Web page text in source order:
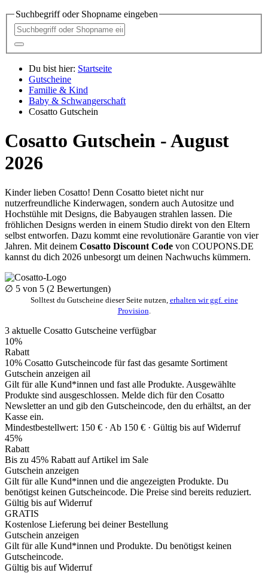
Suchbegriff oder Shopname eingeben
Du bist hier: Startseite
Gutscheine
Familie & Kind
Baby & Schwangerschaft
Cosatto Gutschein
Cosatto Gutschein - August
2026
Kinder lieben Cosatto! Denn Cosatto bietet nicht nur
nutzerfreundliche Kinderwagen, sondern auch Autositze und
Hochstühle mit Designs, die Babyaugen strahlen lassen. Die
fröhlichen Designs werden in einem Studio direkt von den Eltern
selbst entworfen. Dazu kommt eine revolutionäre Garantie von vier
Jahren. Mit deinem Cosatto Discount Code von COUPONS.DE
kannst du dich 2026 unbesorgt um deinen Nachwuchs kümmern.
∅ 5 von 5 (2 Bewertungen)
Solltest du Gutscheine dieser Seite nutzen, erhalten wir ggf. eine
Provision
3 aktuelle Cosatto Gutscheine verfügbar
10%
Rabatt
10% Cosatto Gutscheincode für fast das gesamte Sortiment
Gutschein anzeigen ail
Gilt für alle Kund*innen und fast alle Produkte. Ausgewählte
Produkte sind ausgeschlossen. Melde dich für den Cosatto
Newsletter an und gib den Gutscheincode, den du erhältst, an der
Kasse ein.
Mindestbestellwert: 150 € · Ab 150 € · Gültig bis auf Widerruf
45%
Rabatt
Bis zu 45% Rabatt auf Artikel im Sale
Gutschein anzeigen
Gilt für alle Kund*innen und die angezeigten Produkte. Du
benötigst keinen Gutscheincode. Die Preise sind bereits reduziert.
Gültig bis auf Widerruf
GRATIS
Kostenlose Lieferung bei deiner Bestellung
Gutschein anzeigen
Gilt für alle Kund*innen und Produkte. Du benötigst keinen
Gutscheincode.
Gültig bis auf Widerruf